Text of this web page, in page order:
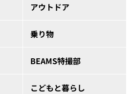
アウトドア
乗り物
BEAMS特撮部
こどもと暮らし